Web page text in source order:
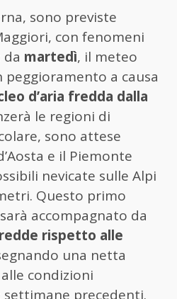
sono previste
con fenomeni
martedì, il meteo
a causa
d’aria fredda dalla
le regioni di
sono attese
e il Piemonte
nevicate sulle Alpi
Questo primo
accompagnato da
rispetto alle
una netta
condizioni
precedenti.